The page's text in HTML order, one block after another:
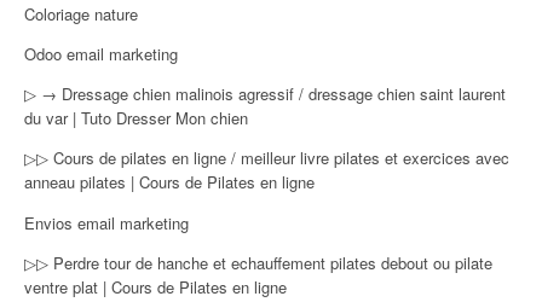
Coloriage nature
Odoo email marketing
▷ → Dressage chien malinois agressif / dressage chien saint laurent
du var | Tuto Dresser Mon chien
▷▷ Cours de pilates en ligne / meilleur livre pilates et exercices avec
anneau pilates | Cours de Pilates en ligne
Envios email marketing
▷▷ Perdre tour de hanche et echauffement pilates debout ou pilate
ventre plat | Cours de Pilates en ligne